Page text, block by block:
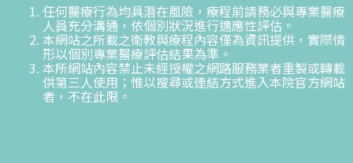
任何醫療行為均具潛在風險，療程前請務必與專業醫療
人員充分溝通，依個別狀況進行適應性評估。
本網站之所載之衛教與療程內容僅為資訊提供，實際情
形以個別專業醫療評估結果為準。
本所網站內容禁止未經授權之網路服務業者重製或轉載
供第三人使用；惟以搜尋或連結方式進入本院官方網站
者，不在此限。